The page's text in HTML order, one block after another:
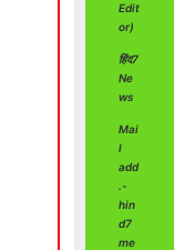
Edit
or)
हिंद7
Ne
ws
Mai
l
add
.-
hin
d7
me